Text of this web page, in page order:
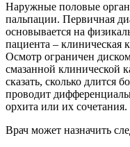
Наружные половые
пальпации. Первичная
основывается на
пациента – клиническая
Осмотр ограничен
смазанной клинической
сказать, сколько длится
проводит
орхита или их сочетания.
Врач может назначить